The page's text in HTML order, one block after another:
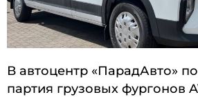
В автоцентр «ПарадАвто»
партия грузовых фургонов